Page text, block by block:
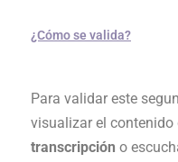
¿Cómo se valida?
Para validar este
visualizar el contenido
transcripción o